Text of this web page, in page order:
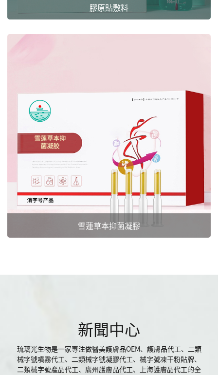
膠原貼敷料
雪蓮草本抑菌凝膠
新聞中心
琉璃光生物是一家專注做醫美護膚品OEM、護膚品代工、二類
械字號噴霧代工、二類械字號凝膠代工、械字號凍干粉貼牌、
二類械字號產品代工、廣州護膚品代工、上海護膚品代工的全